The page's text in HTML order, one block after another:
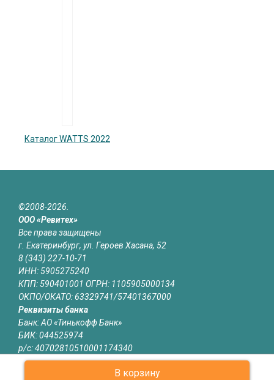
В корзину
Каталог WATTS 2022
©2008-2026.
ООО «Ревитех»
Все права защищены
г. Екатеринбург, ул. Героев Хасана, 52
8 (343) 227-10-71
ИНН: 5905275240
КПП: 590401001 ОГРН: 1105905000134
ОКПО/ОКАТО: 63329741/57401367000
Реквизиты банка
Банк: АО «Тинькофф Банк»
БИК: 044525974
р/с: 40702810510001174340
к/с: 30101810145250000974
Юридическая информация